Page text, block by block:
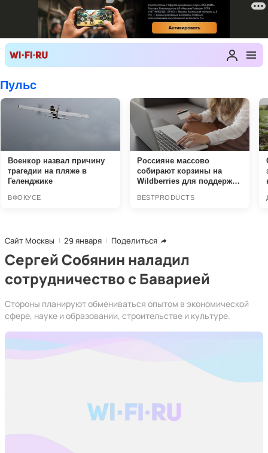
Сайт Москвы 29 января Поделиться
Сергей Собянин наладил
сотрудничество с Баварией
Стороны планируют обмениваться опытом в экономической
сфере, науке и образовании, строительстве и культуре.